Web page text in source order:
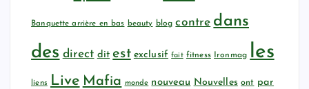
Banquette arrière en bas beauty blog contre dans
des direct dit est exclusif fait fitness Ironmag les
liens Live Mafia monde nouveau Nouvelles ont par